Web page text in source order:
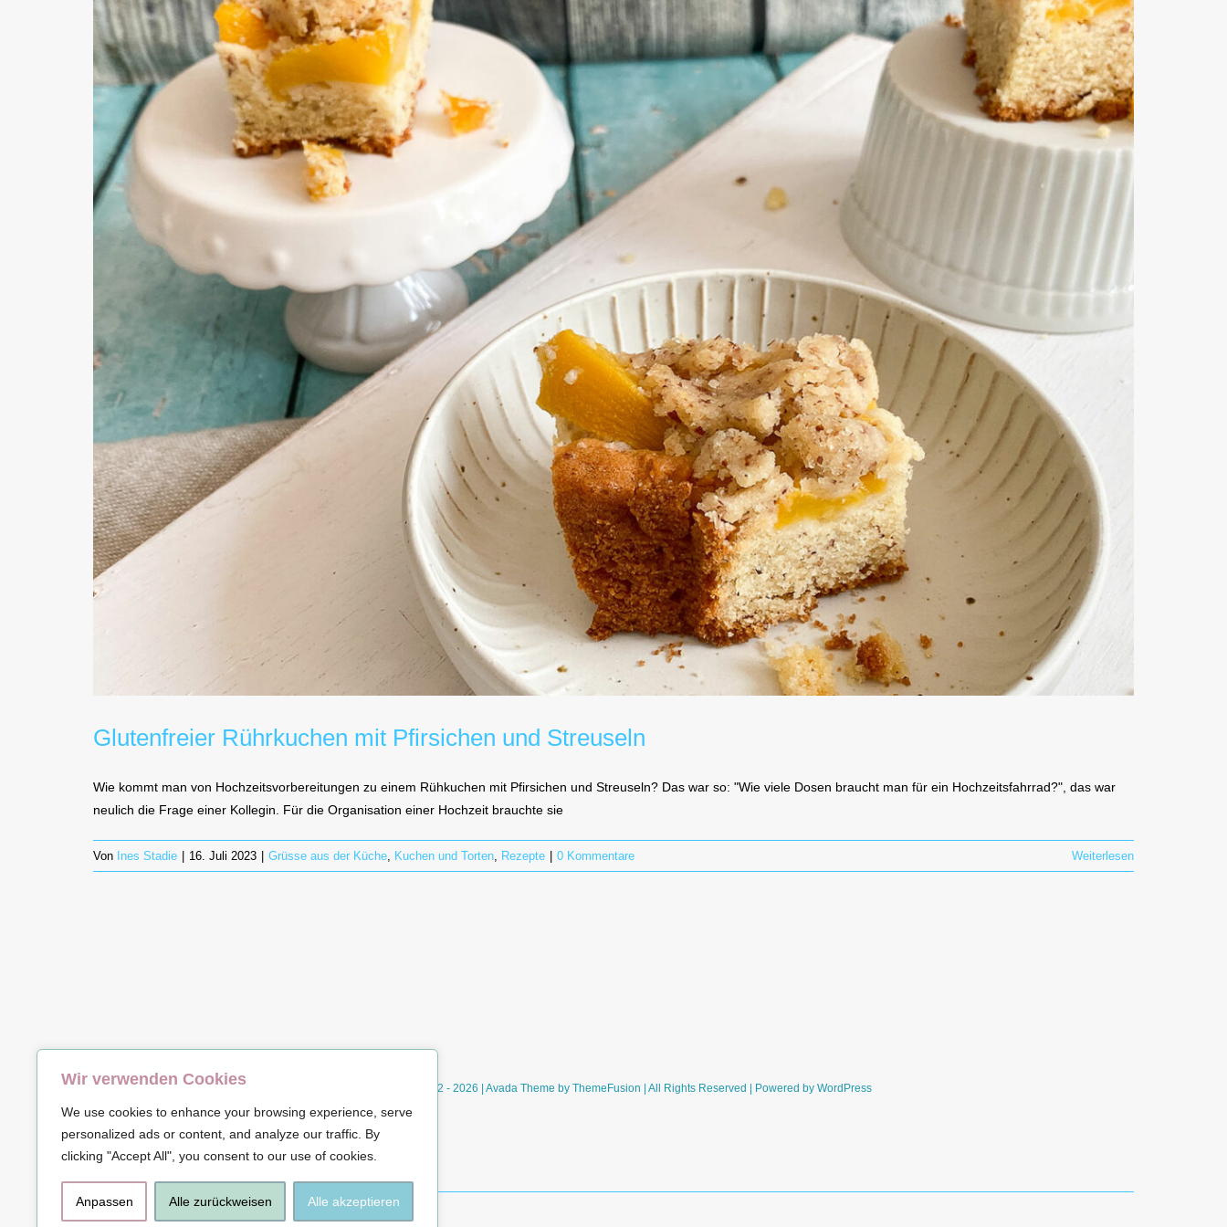
Wir verwenden Cookies
We use cookies to enhance your browsing experience, serve
personalized ads or content, and analyze our traffic. By
clicking "Accept All", you consent to our use of cookies.
Anpassen Alle zurückweisen Alle akzeptieren
Glutenfreier Rührkuchen mit Pfirsichen und Streuseln
Wie kommt man von Hochzeitsvorbereitungen zu einem Rühkuchen mit Pfirsichen und Streuseln? Das war so: "Wie viele Dosen braucht man für ein Hochzeitsfahrrad?", das war
neulich die Frage einer Kollegin. Für die Organisation einer Hochzeit brauchte sie
Von Ines Stadie 16. Juli 2023 Grüsse aus der Küche, Kuchen und Torten, Rezepte 0 Kommentare Weiterlesen
© Copyright 2012 - 2026 | Avada Theme by ThemeFusion | All Rights Reserved | Powered by WordPress